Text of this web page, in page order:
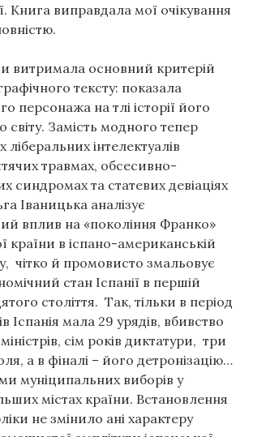
Книга виправдала мої очікування
витримала основний критерій
тексту: показала
персонажа на тлі історії його
світу. Замість модного тепер
ліберальних інтелектуалів
травмах, обсесивно-
синдромах та статевих девіаціях
Іваницька аналізує
вплив на «покоління Франко»
країни в іспано-американській
чітко й промовисто змальовує
стан Іспанії в першій
століття. Так, тільки в період
Іспанія мала 29 урядів, вбивство
сім років диктатури, три
а в фіналі – його детронізацію…
муніципальних виборів у
містах країни. Встановлення
не змінило ані характеру